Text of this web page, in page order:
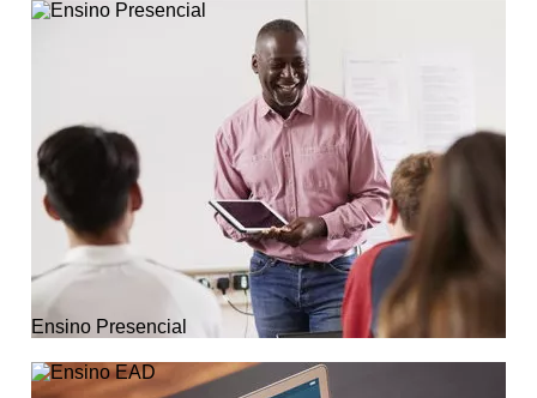
Ensino Presencial